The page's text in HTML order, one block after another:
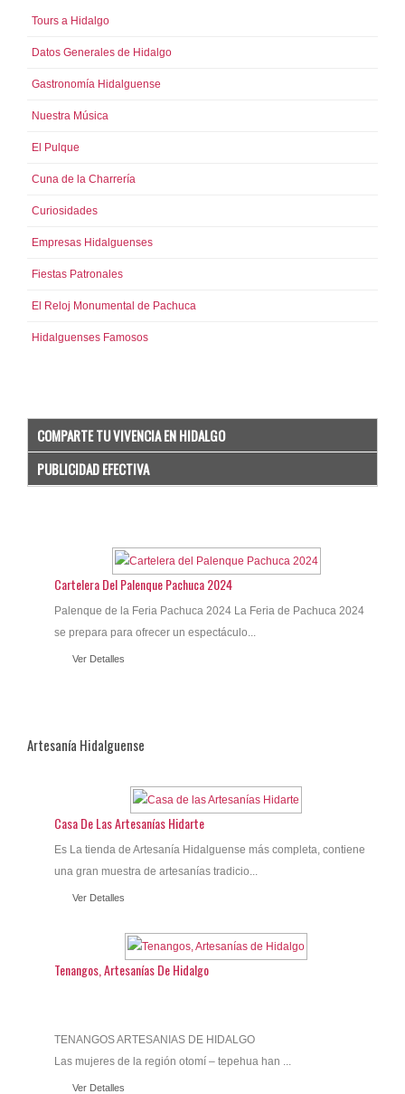
Tours a Hidalgo
Datos Generales de Hidalgo
Gastronomía Hidalguense
Nuestra Música
El Pulque
Cuna de la Charrería
Curiosidades
Empresas Hidalguenses
Fiestas Patronales
El Reloj Monumental de Pachuca
Hidalguenses Famosos
COMPARTE TU VIVENCIA EN HIDALGO
PUBLICIDAD EFECTIVA
Cartelera Del Palenque Pachuca 2024
Palenque de la Feria Pachuca 2024 La Feria de Pachuca 2024
se prepara para ofrecer un espectáculo...
Ver Detalles
Artesanía Hidalguense
Casa De Las Artesanías Hidarte
Es La tienda de Artesanía Hidalguense más completa, contiene
una gran muestra de artesanías tradicio...
Ver Detalles
Tenangos, Artesanías De Hidalgo
TENANGOS ARTESANIAS DE HIDALGO
Las mujeres de la región otomí – tepehua han ...
Ver Detalles